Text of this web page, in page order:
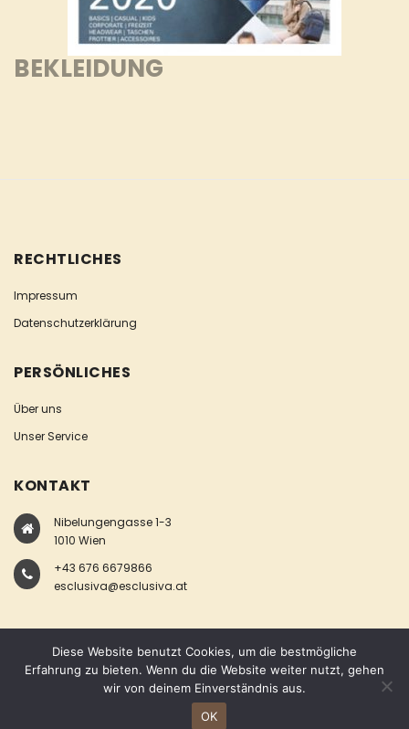
BEKLEIDUNG
RECHTLICHES
Impressum
Datenschutzerklärung
PERSÖNLICHES
Über uns
Unser Service
KONTAKT
Nibelungengasse 1-3
1010 Wien
+43 676 6679866
esclusiva@esclusiva.at
COPYRIGHT © ESCLUSIVA
Diese Website benutzt Cookies, um die bestmögliche
Erfahrung zu bieten. Wenn du die Website weiter nutzt, gehen
wir von deinem Einverständnis aus.
OK